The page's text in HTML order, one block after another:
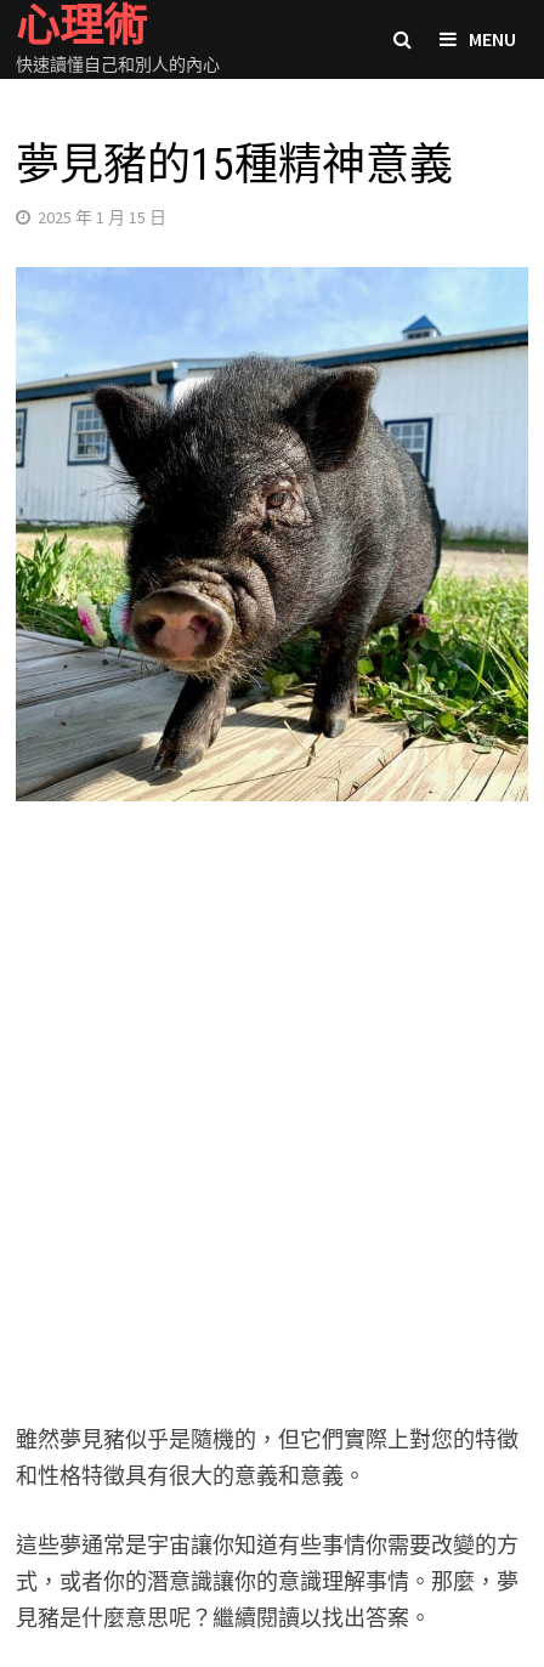
Skip
content
心理術
快速讀懂自己和別人的內心
MENU
夢見豬的15種精神意義
2025 年 1 月 15 日
雖然夢見豬似乎是隨機的，但它們實際上對您的特徵
和性格特徵具有很大的意義和意義。
這些夢通常是宇宙讓你知道有些事情你需要改變的方
式，或者你的潛意識讓你的意識理解事情。那麼，夢
見豬是什麼意思呢？繼續閱讀以找出答案。